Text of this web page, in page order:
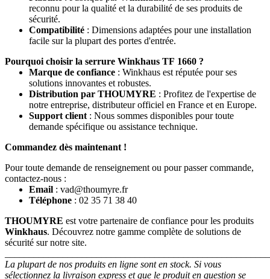
reconnu pour la qualité et la durabilité de ses produits de
sécurité.
Compatibilité : Dimensions adaptées pour une installation
facile sur la plupart des portes d'entrée.
Pourquoi choisir la serrure Winkhaus TF 1660 ?
Marque de confiance : Winkhaus est réputée pour ses
solutions innovantes et robustes.
Distribution par THOUMYRE : Profitez de l'expertise de
notre entreprise, distributeur officiel en France et en Europe.
Support client : Nous sommes disponibles pour toute
demande spécifique ou assistance technique.
Commandez dès maintenant !
Pour toute demande de renseignement ou pour passer commande,
contactez-nous :
Email : vad@thoumyre.fr
Téléphone : 02 35 71 38 40
THOUMYRE est votre partenaire de confiance pour les produits
Winkhaus. Découvrez notre gamme complète de solutions de
sécurité sur notre site.
La plupart de nos produits en ligne sont en stock. Si vous
sélectionnez la livraison express et que le produit en question se